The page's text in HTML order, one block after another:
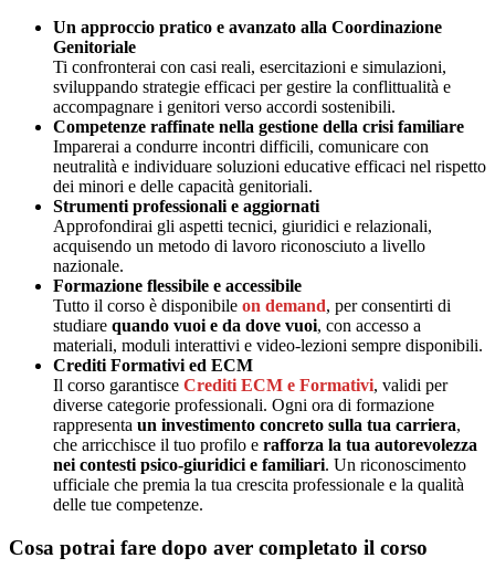
Un approccio pratico e avanzato alla Coordinazione
Genitoriale
Ti confronterai con casi reali, esercitazioni e simulazioni,
sviluppando strategie efficaci per gestire la conflittualità e
accompagnare i genitori verso accordi sostenibili.
Competenze raffinate nella gestione della crisi familiare
Imparerai a condurre incontri difficili, comunicare con
neutralità e individuare soluzioni educative efficaci nel rispetto
dei minori e delle capacità genitoriali.
Strumenti professionali e aggiornati
Approfondirai gli aspetti tecnici, giuridici e relazionali,
acquisendo un metodo di lavoro riconosciuto a livello
nazionale.
Formazione flessibile e accessibile
Tutto il corso è disponibile on demand, per consentirti di
studiare quando vuoi e da dove vuoi, con accesso a
materiali, moduli interattivi e video-lezioni sempre disponibili.
Crediti Formativi ed ECM
Il corso garantisce Crediti ECM e Formativi, validi per
diverse categorie professionali. Ogni ora di formazione
rappresenta un investimento concreto sulla tua carriera,
che arricchisce il tuo profilo e rafforza la tua autorevolezza
nei contesti psico-giuridici e familiari. Un riconoscimento
ufficiale che premia la tua crescita professionale e la qualità
delle tue competenze.
Cosa potrai fare dopo aver completato il corso